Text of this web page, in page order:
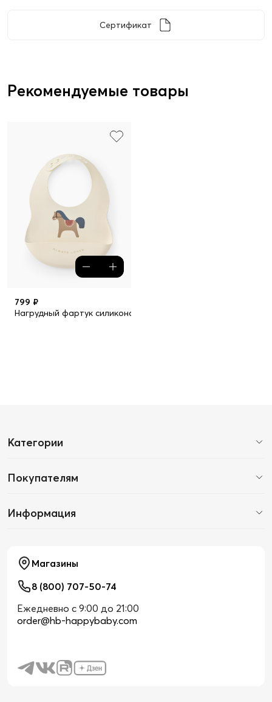
Сертификат
Рекомендуемые товары
799 ₽
Нагрудный фартук силиконовый
Категории
Покупателям
Информация
Магазины
8 (800) 707-50-74
Ежедневно с 9:00 до 21:00
order@hb-happybaby.com